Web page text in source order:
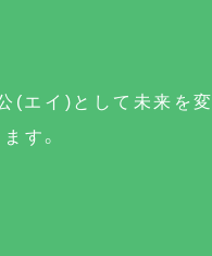
(エイ)として未来を変
す。